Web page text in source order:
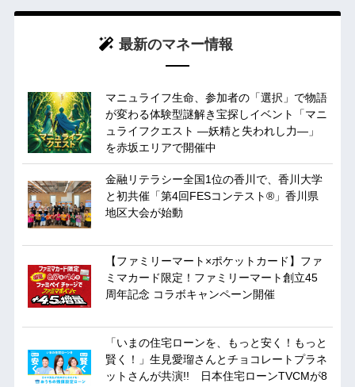
最新のマネー情報
マニュライフ生命、参加者の「選択」で物語
が変わる体験型謎解き宝探しイベント「マニ
ュライフクエスト ―妖精と失われし力―」
を赤坂エリアで開催中
金融リテラシー全国1位の香川で、香川大学
と初共催「第4回FESコンテスト®」香川県
地区大会が始動
【ファミリーマート×ポケットカード】ファ
ミマカード限定！ファミリーマート創立45
周年記念 コラボキャンペーン開催
「いまの住宅ローンを、もっと安く！もっと
賢く！」生見愛瑠さんとチョコレートプラネ
ットさんが共演!! 日本住宅ローンTVCMが8